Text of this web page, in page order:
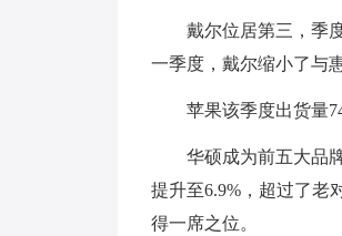
戴尔位居第三，季
一季度，戴尔缩小了与
苹果该季度出货量
华硕成为前五大品
提升至6.9%，超过了老
得一席之位。